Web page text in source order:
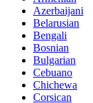
Azerbaijani
Belarusian
Bengali
Bosnian
Bulgarian
Cebuano
Chichewa
Corsican